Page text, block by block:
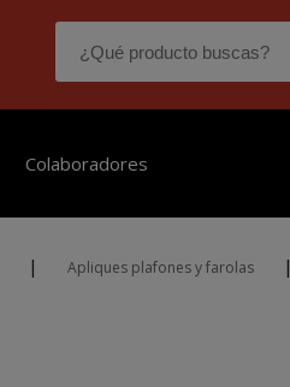
Colaboradores
| Apliques plafones y farolas |